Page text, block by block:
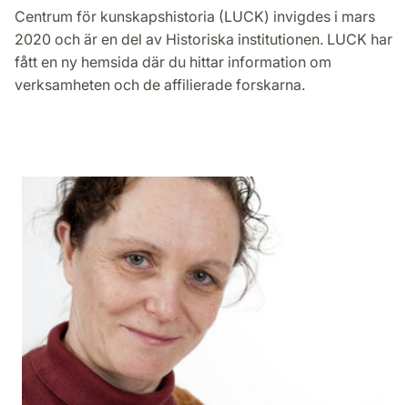
Centrum för kunskapshistoria (LUCK) invigdes i mars
2020 och är en del av Historiska institutionen. LUCK har
fått en ny hemsida där du hittar information om
verksamheten och de affilierade forskarna.